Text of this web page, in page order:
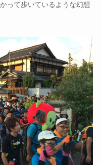
って歩いているような幻想